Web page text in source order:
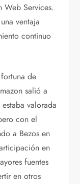
Web Services.
ventaja
continuo
de
salió a
valorada
con el
a Bezos en
en
fuentes
en otros